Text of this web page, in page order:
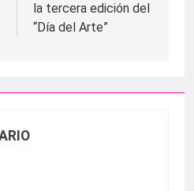
la tercera edición del
“Día del Arte”